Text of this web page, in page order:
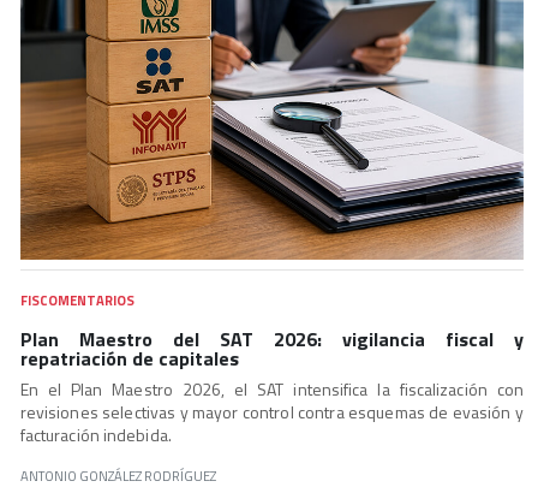
FISCOMENTARIOS
Plan Maestro del SAT 2026: vigilancia fiscal y
repatriación de capitales
En el Plan Maestro 2026, el SAT intensifica la fiscalización con
revisiones selectivas y mayor control contra esquemas de evasión y
facturación indebida.
ANTONIO GONZÁLEZ RODRÍGUEZ